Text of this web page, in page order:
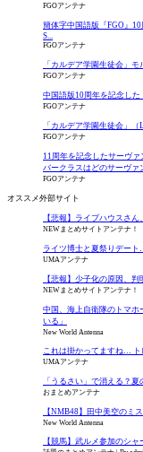
FGOアンテナ
簡体字中国語版『FGO』
S...
FGOアンテナ
「カルデア学園生徒会」
FGOアンテナ
中国語版10周年を記念した
FGOアンテナ
「カルデア学園生徒会」
FGOアンテナ
11周年を記念したサーヴ
バークラスはどのサーヴァ
FGOアンテナ
オススメ外部サイト
【悲報】ライブハウスさ
NEWまとめサイトアンテナ！
ライツ博士と夏祭りデート
UMAアンテナ
【悲報】少子化の原因、
NEWまとめサイトアンテナ！
中国、海上自衛隊のトマホ
いる」
New World Antenna
これは掛かってますね…
UMAアンテナ
「うるさい」で消える？
おまとめアンテナ
【NMB48】田中美空のミ
New World Antenna
【競馬】武ルメ参加のシ